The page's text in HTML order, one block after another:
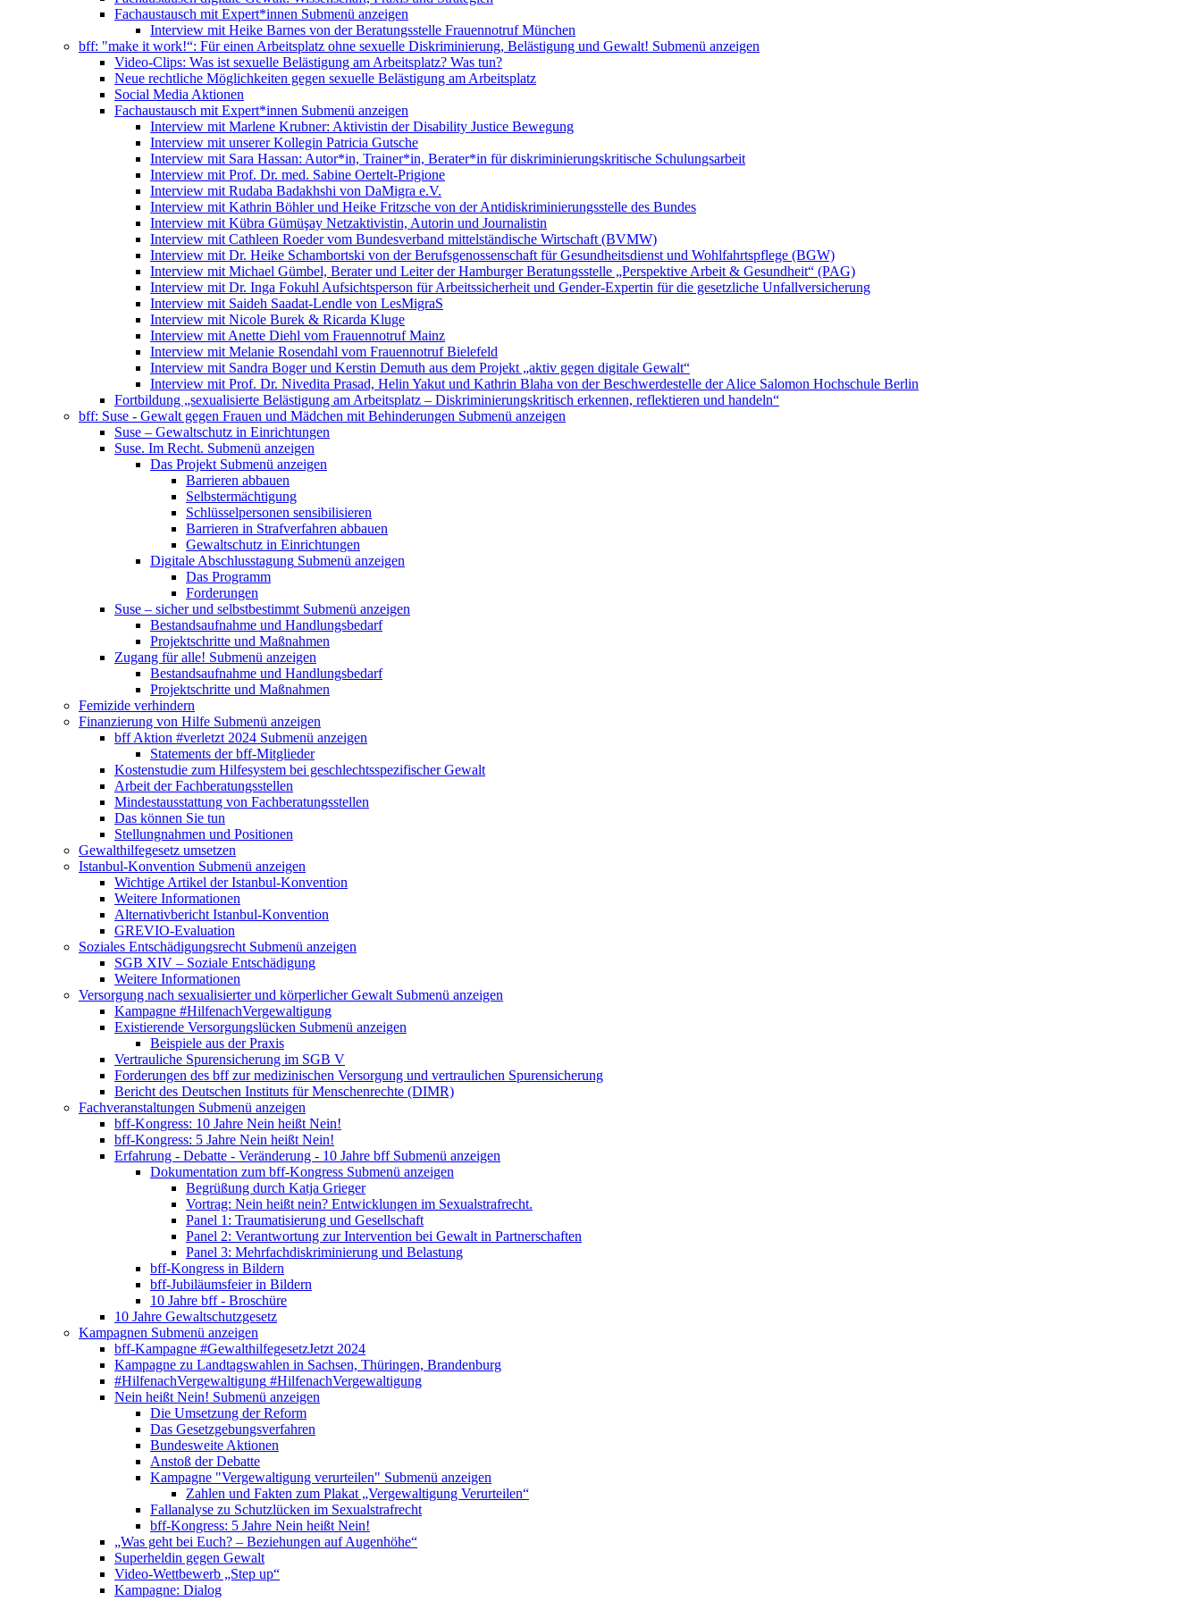
Fachaustausch mit Expert*innen Submenü anzeigen
Interview mit Heike Barnes von der Beratungsstelle Frauennotruf München
bff: "make it work!“: Für einen Arbeitsplatz ohne sexuelle Diskriminierung, Belästigung und Gewalt! Submenü anzeigen
Video-Clips: Was ist sexuelle Belästigung am Arbeitsplatz? Was tun?
Neue rechtliche Möglichkeiten gegen sexuelle Belästigung am Arbeitsplatz
Social Media Aktionen
Fachaustausch mit Expert*innen Submenü anzeigen
Interview mit Marlene Krubner: Aktivistin der Disability Justice Bewegung
Interview mit unserer Kollegin Patricia Gutsche
Interview mit Sara Hassan: Autor*in, Trainer*in, Berater*in für diskriminierungskritische Schulungsarbeit
Interview mit Prof. Dr. med. Sabine Oertelt-Prigione
Interview mit Rudaba Badakhshi von DaMigra e.V.
Interview mit Kathrin Böhler und Heike Fritzsche von der Antidiskriminierungsstelle des Bundes
Interview mit Kübra Gümüşay Netzaktivistin, Autorin und Journalistin
Interview mit Cathleen Roeder vom Bundesverband mittelständische Wirtschaft (BVMW)
Interview mit Dr. Heike Schambortski von der Berufsgenossenschaft für Gesundheitsdienst und Wohlfahrtspflege (BGW)
Interview mit Michael Gümbel, Berater und Leiter der Hamburger Beratungsstelle „Perspektive Arbeit & Gesundheit“ (PAG)
Interview mit Dr. Inga Fokuhl Aufsichtsperson für Arbeitssicherheit und Gender-Expertin für die gesetzliche Unfallversicherung
Interview mit Saideh Saadat-Lendle von LesMigraS
Interview mit Nicole Burek & Ricarda Kluge
Interview mit Anette Diehl vom Frauennotruf Mainz
Interview mit Melanie Rosendahl vom Frauennotruf Bielefeld
Interview mit Sandra Boger und Kerstin Demuth aus dem Projekt „aktiv gegen digitale Gewalt“
Interview mit Prof. Dr. Nivedita Prasad, Helin Yakut und Kathrin Blaha von der Beschwerdestelle der Alice Salomon Hochschule Berlin
Fortbildung „sexualisierte Belästigung am Arbeitsplatz – Diskriminierungskritisch erkennen, reflektieren und handeln“
bff: Suse - Gewalt gegen Frauen und Mädchen mit Behinderungen Submenü anzeigen
Suse – Gewaltschutz in Einrichtungen
Suse. Im Recht. Submenü anzeigen
Das Projekt Submenü anzeigen
Barrieren abbauen
Selbstermächtigung
Schlüsselpersonen sensibilisieren
Barrieren in Strafverfahren abbauen
Gewaltschutz in Einrichtungen
Digitale Abschlusstagung Submenü anzeigen
Das Programm
Forderungen
Suse – sicher und selbstbestimmt Submenü anzeigen
Bestandsaufnahme und Handlungsbedarf
Projektschritte und Maßnahmen
Zugang für alle! Submenü anzeigen
Bestandsaufnahme und Handlungsbedarf
Projektschritte und Maßnahmen
Femizide verhindern
Finanzierung von Hilfe Submenü anzeigen
bff Aktion #verletzt 2024 Submenü anzeigen
Statements der bff-Mitglieder
Kostenstudie zum Hilfesystem bei geschlechtsspezifischer Gewalt
Arbeit der Fachberatungsstellen
Mindestausstattung von Fachberatungsstellen
Das können Sie tun
Stellungnahmen und Positionen
Gewalthilfegesetz umsetzen
Istanbul-Konvention Submenü anzeigen
Wichtige Artikel der Istanbul-Konvention
Weitere Informationen
Alternativbericht Istanbul-Konvention
GREVIO-Evaluation
Soziales Entschädigungsrecht Submenü anzeigen
SGB XIV – Soziale Entschädigung
Weitere Informationen
Versorgung nach sexualisierter und körperlicher Gewalt Submenü anzeigen
Kampagne #HilfenachVergewaltigung
Existierende Versorgungslücken Submenü anzeigen
Beispiele aus der Praxis
Vertrauliche Spurensicherung im SGB V
Forderungen des bff zur medizinischen Versorgung und vertraulichen Spurensicherung
Bericht des Deutschen Instituts für Menschenrechte (DIMR)
Fachveranstaltungen Submenü anzeigen
bff-Kongress: 10 Jahre Nein heißt Nein!
bff-Kongress: 5 Jahre Nein heißt Nein!
Erfahrung - Debatte - Veränderung - 10 Jahre bff Submenü anzeigen
Dokumentation zum bff-Kongress Submenü anzeigen
Begrüßung durch Katja Grieger
Vortrag: Nein heißt nein? Entwicklungen im Sexualstrafrecht.
Panel 1: Traumatisierung und Gesellschaft
Panel 2: Verantwortung zur Intervention bei Gewalt in Partnerschaften
Panel 3: Mehrfachdiskriminierung und Belastung
bff-Kongress in Bildern
bff-Jubiläumsfeier in Bildern
10 Jahre bff - Broschüre
10 Jahre Gewaltschutzgesetz
Kampagnen Submenü anzeigen
bff-Kampagne #GewalthilfegesetzJetzt 2024
Kampagne zu Landtagswahlen in Sachsen, Thüringen, Brandenburg
#HilfenachVergewaltigung #HilfenachVergewaltigung
Nein heißt Nein! Submenü anzeigen
Die Umsetzung der Reform
Das Gesetzgebungsverfahren
Bundesweite Aktionen
Anstoß der Debatte
Kampagne "Vergewaltigung verurteilen" Submenü anzeigen
Zahlen und Fakten zum Plakat „Vergewaltigung Verurteilen“
Fallanalyse zu Schutzlücken im Sexualstrafrecht
bff-Kongress: 5 Jahre Nein heißt Nein!
„Was geht bei Euch? – Beziehungen auf Augenhöhe“
Superheldin gegen Gewalt
Video-Wettbewerb „Step up“
Kampagne: Dialog